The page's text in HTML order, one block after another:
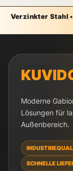
Verzinkter Stahl
Moderne
Lösungen für
Außenbereich.
SCHNELLE